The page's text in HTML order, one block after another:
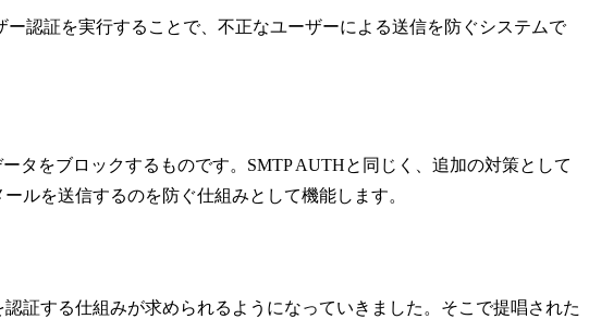
認証を実行することで、不正なユーザーによる送信を防ぐシステムで
タをブロックするものです。SMTP AUTHと同じく、追加の対策として
ルを送信するのを防ぐ仕組みとして機能します。
証する仕組みが求められるようになっていきました。そこで提唱された